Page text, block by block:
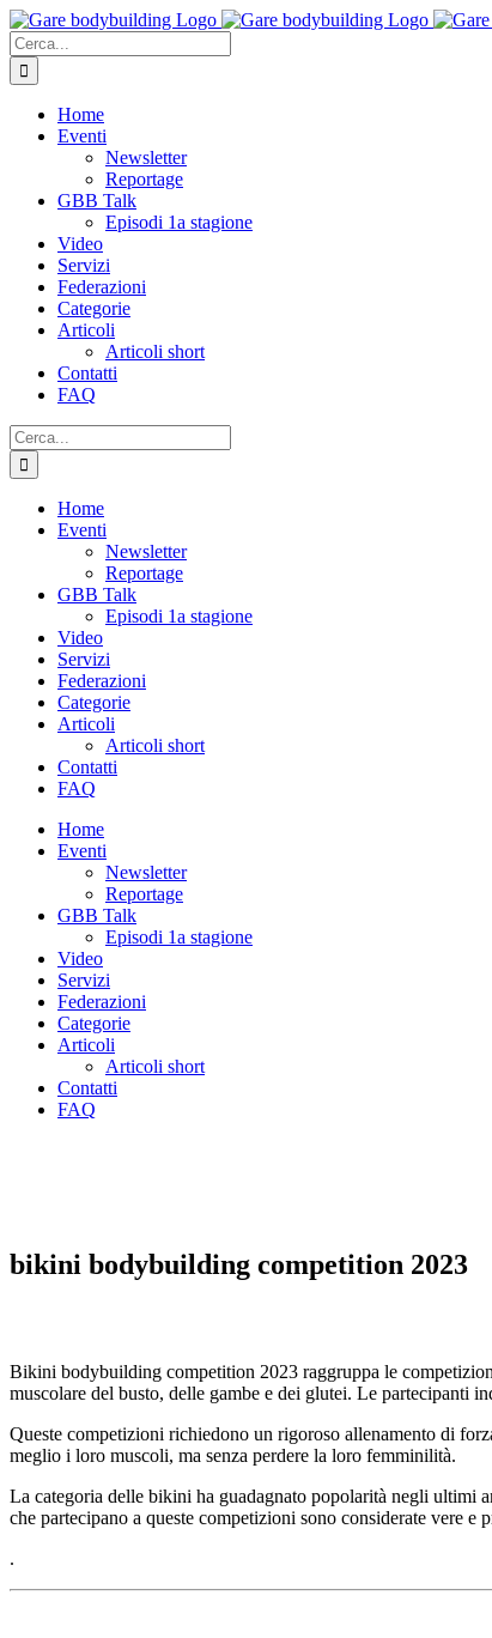
Salta
al
contenuto
Cerca
per:
Home
Eventi
Newsletter
Reportage
GBB Talk
Episodi 1a stagione
Video
Servizi
Federazioni
Categorie
Articoli
Articoli short
Contatti
FAQ
Cerca
per:
Home
Eventi
Newsletter
Reportage
GBB Talk
Episodi 1a stagione
Video
Servizi
Federazioni
Categorie
Articoli
Articoli short
Contatti
FAQ
Home
Eventi
Newsletter
Reportage
GBB Talk
Episodi 1a stagione
Video
Servizi
Federazioni
Categorie
Articoli
Articoli short
Contatti
FAQ
bikini bodybuilding competition 2023
Bikini bodybuilding competition 2023 raggruppa le
muscolare del busto, delle gambe e dei glutei. Le partecipanti
Queste competizioni richiedono un rigoroso allenamento di
meglio i loro muscoli, ma senza perdere la loro femminilità.
La categoria delle bikini ha guadagnato popolarità negli ultimi
che partecipano a queste competizioni sono considerate vere e
.